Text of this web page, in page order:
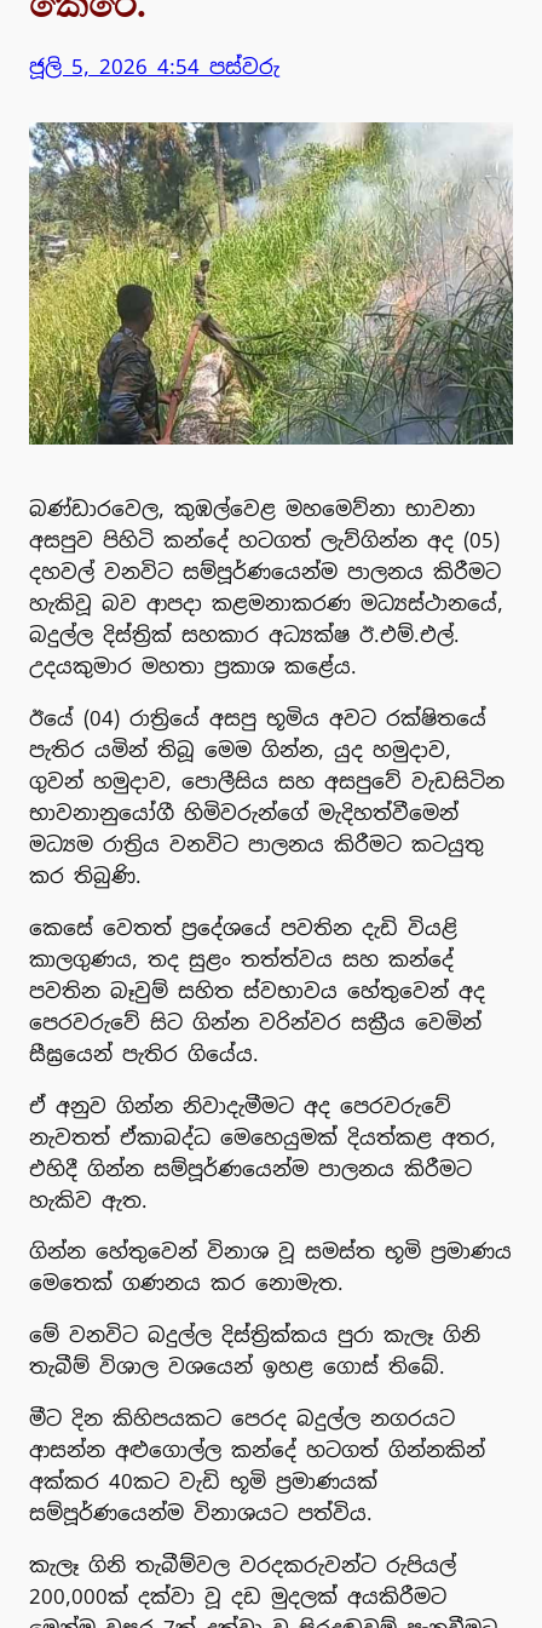
ජූලි 5, 2026 4:54 පස්වරු
බණ්ඩාරවෙල, කුඹල්වෙළ මහමෙව්නා භාවනා
අසපුව පිහිටි කන්දේ හටගත් ලැව්ගින්න අද (05)
දහවල් වනවිට සම්පූර්ණයෙන්ම පාලනය කිරීමට
හැකිවූ බව ආපදා කළමනාකරණ මධ්‍යස්ථානයේ,
බදුල්ල දිස්ත්‍රික් සහකාර අධ්‍යක්ෂ ඊ.එම්.එල්.
උදයකුමාර මහතා ප්‍රකාශ කළේය.
ඊයේ (04) රාත්‍රියේ අසපු භූමිය අවට රක්ෂිතයේ
පැතිර යමින් තිබූ මෙම ගින්න, යුද හමුදාව,
ගුවන් හමුදාව, පොලීසිය සහ අසපුවේ වැඩසිටින
භාවනානුයෝගී හිමිවරුන්ගේ මැදිහත්වීමෙන්
මධ්‍යම රාත්‍රිය වනවිට පාලනය කිරීමට කටයුතු
කර තිබුණි.
කෙසේ වෙතත් ප්‍රදේශයේ පවතින දැඩි වියළි
කාලගුණය, තද සුළං තත්ත්වය සහ කන්දේ
පවතින බෑවුම් සහිත ස්වභාවය හේතුවෙන් අද
පෙරවරුවේ සිට ගින්න වරින්වර සක්‍රීය වෙමින්
සීඝ්‍රයෙන් පැතිර ගියේය.
ඒ අනුව ගින්න නිවාදැමීමට අද පෙරවරුවේ
නැවතත් ඒකාබද්ධ මෙහෙයුමක් දියත්කළ අතර,
එහිදී ගින්න සම්පූර්ණයෙන්ම පාලනය කිරීමට
හැකිව ඇත.
ගින්න හේතුවෙන් විනාශ වූ සමස්ත භූමි ප්‍රමාණය
මෙතෙක් ගණනය කර නොමැත.
මේ වනවිට බදුල්ල දිස්ත්‍රික්කය පුරා කැලෑ ගිනි
තැබීම් විශාල වශයෙන් ඉහළ ගොස් තිබේ.
මීට දින කිහිපයකට පෙරද බදුල්ල නගරයට
ආසන්න අළුගොල්ල කන්දේ හටගත් ගින්නකින්
අක්කර 40කට වැඩි භූමි ප්‍රමාණයක්
සම්පූර්ණයෙන්ම විනාශයට පත්විය.
කැලෑ ගිනි තැබීම්වල වරදකරුවන්ට රුපියල්
200,000ක් දක්වා වූ දඩ මුදලක් අයකිරීමට